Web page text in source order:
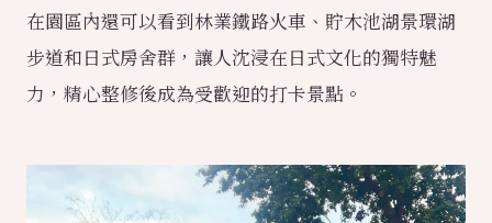
在園區內還可以看到林業鐵路火車、貯木池湖景環湖
步道和日式房舍群，讓人沈浸在日式文化的獨特魅
力，精心整修後成為受歡迎的打卡景點。